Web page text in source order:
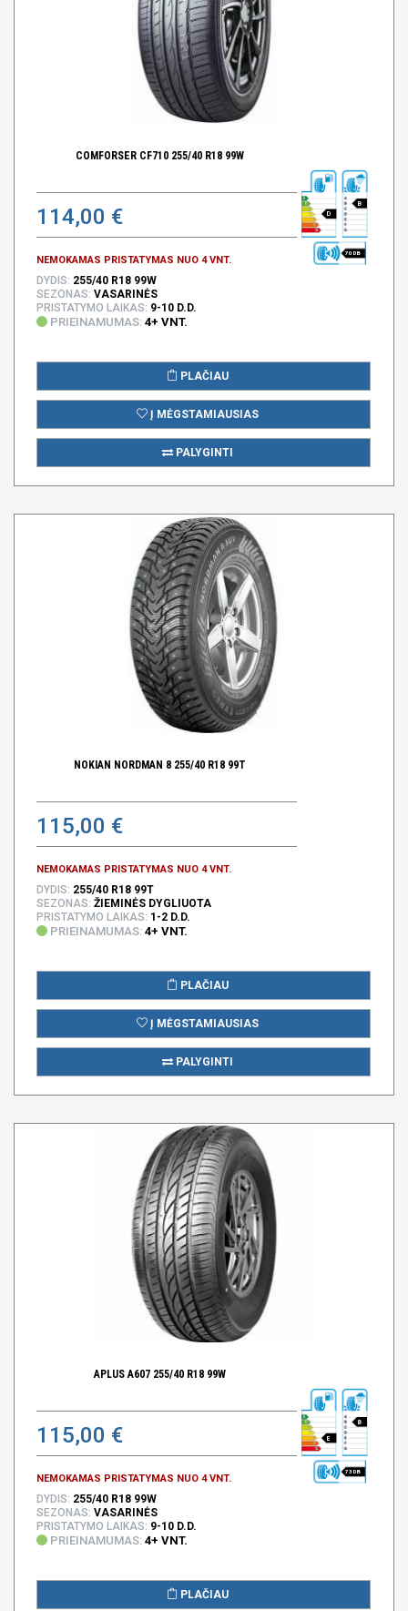
COMFORSER CF710 255/40 R18 99W
114,00 €
NEMOKAMAS PRISTATYMAS NUO 4 VNT.
D
B
70 DB
DYDIS: 255/40 R18 99W
SEZONAS: VASARINĖS
PRISTATYMO LAIKAS: 9-10 D.D.
PRIEINAMUMAS: 4+ VNT.
PLAČIAU
Į MĖGSTAMIAUSIAS
PALYGINTI
NOKIAN NORDMAN 8 255/40 R18 99T
115,00 €
NEMOKAMAS PRISTATYMAS NUO 4 VNT.
DYDIS: 255/40 R18 99T
SEZONAS: ŽIEMINĖS DYGLIUOTA
PRISTATYMO LAIKAS: 1-2 D.D.
PRIEINAMUMAS: 4+ VNT.
PLAČIAU
Į MĖGSTAMIAUSIAS
PALYGINTI
APLUS A607 255/40 R18 99W
115,00 €
NEMOKAMAS PRISTATYMAS NUO 4 VNT.
E
B
73 DB
DYDIS: 255/40 R18 99W
SEZONAS: VASARINĖS
PRISTATYMO LAIKAS: 9-10 D.D.
PRIEINAMUMAS: 4+ VNT.
PLAČIAU